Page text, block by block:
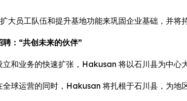
大员工队伍和提升基地功能来巩固企业基础，并将
：“共创未来的伙伴”
和业务的快速扩张，Hakusan 将以石川县为中心
球运营的同时，Hakusan 将扎根于石川县，为地